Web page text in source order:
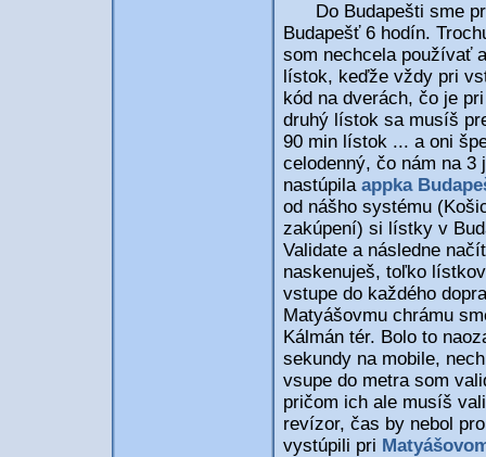
Do Budapešti sme
Budapešť 6 hodín.
som nechcela používať
lístok, keďže vždy pri
kód na dverách, čo je
druhý lístok sa musíš
90 min lístok ... a oni
celodenný, čo nám na 3
nastúpila appka
od nášho systému
zakúpení) si lístky v
Validate a následne
naskenuješ, toľko
vstupe do každého
Matyášovmu chrámu
Kálmán tér. Bolo to
sekundy na mobile,
vsupe do metra som
pričom ich ale musíš
revízor, čas by nebol
vystúpili pri